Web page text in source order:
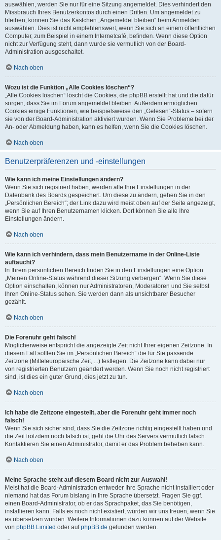
auswählen, werden Sie nur für eine Sitzung angemeldet. Dies verhindert den
Missbrauch Ihres Benutzerkontos durch einen Dritten. Um angemeldet zu
bleiben, können Sie das Kästchen „Angemeldet bleiben“ beim Anmelden
auswählen. Dies ist nicht empfehlenswert, wenn Sie sich an einem öffentlichen
Computer, zum Beispiel in einem Internetcafé, befinden. Wenn diese Option
nicht zur Verfügung steht, dann wurde sie vermutlich von der Board-
Administration ausgeschaltet.
Nach oben
Wozu ist die Funktion „Alle Cookies löschen“?
„Alle Cookies löschen“ löscht die Cookies, die phpBB erstellt hat und die dafür
sorgen, dass Sie im Forum angemeldet bleiben. Außerdem ermöglichen
Cookies einige Funktionen, wie beispielsweise den „Gelesen“-Status – sofern
sie von der Board-Administration aktiviert wurden. Wenn Sie Probleme bei der
An- oder Abmeldung haben, kann es helfen, wenn Sie die Cookies löschen.
Nach oben
Benutzerpräferenzen und -einstellungen
Wie kann ich meine Einstellungen ändern?
Wenn Sie sich registriert haben, werden alle Ihre Einstellungen in der
Datenbank des Boards gespeichert. Um diese zu ändern, gehen Sie in den
„Persönlichen Bereich“; der Link dazu wird meist oben auf der Seite angezeigt,
wenn Sie auf Ihren Benutzernamen klicken. Dort können Sie alle Ihre
Einstellungen ändern.
Nach oben
Wie kann ich verhindern, dass mein Benutzername in der Online-Liste
auftaucht?
In Ihrem persönlichen Bereich finden Sie in den Einstellungen eine Option
„Meinen Online-Status während dieser Sitzung verbergen“. Wenn Sie diese
Option einschalten, können nur Administratoren, Moderatoren und Sie selbst
Ihren Online-Status sehen. Sie werden dann als unsichtbarer Besucher
gezählt.
Nach oben
Die Forenuhr geht falsch!
Möglicherweise entspricht die angezeigte Zeit nicht Ihrer eigenen Zeitzone. In
diesem Fall sollten Sie im „Persönlichen Bereich“ die für Sie passende
Zeitzone (Mitteleuropäische Zeit, ...) festlegen. Die Zeitzone kann dabei nur
von registrierten Benutzern geändert werden. Wenn Sie noch nicht registriert
sind, ist dies ein guter Grund, dies jetzt zu tun.
Nach oben
Ich habe die Zeitzone eingestellt, aber die Forenuhr geht immer noch
falsch!
Wenn Sie sich sicher sind, dass Sie die Zeitzone richtig eingestellt haben und
die Zeit trotzdem noch falsch ist, geht die Uhr des Servers vermutlich falsch.
Kontaktieren Sie einen Administrator, damit er das Problem beheben kann.
Nach oben
Meine Sprache steht auf diesem Board nicht zur Auswahl!
Meist hat die Board-Administration entweder Ihre Sprache nicht installiert oder
niemand hat das Forum bislang in Ihre Sprache übersetzt. Fragen Sie ggf.
einen Board-Administrator, ob er das Sprachpaket, das Sie benötigen,
installieren kann. Falls es noch nicht existiert, würden wir uns freuen, wenn Sie
es übersetzen würden. Weitere Informationen dazu können auf der Website
von phpBB Limited oder aufphpBB.de gefunden werden.